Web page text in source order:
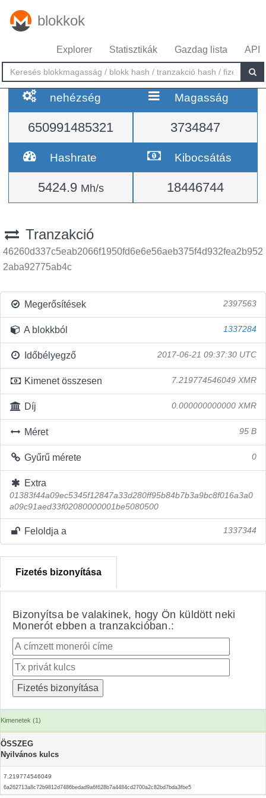
blokkok
Explorer Statisztikák Gazdag lista API
nehézség
650991485321
Magasság
3734847
Hashrate
5424.9 Mh/s
Kibocsátás
18446744
Tranzakció
46260d337c5eab2066f1950fd6e6e56aeb375f4d932fea2b952
2aba92775ab4c
Megerősítések 2397563
A blokkból 1337284
Időbélyegző 2017-06-21 09:37:30 UTC
Kimenet összesen 7.219774546049 XMR
Díj 0.000000000000 XMR
Méret 95 B
Gyűrű mérete 0
Extra
01383f44a09ec5345f12847a33d280ff95b84b7b3a9bc8f016a3a0
a09c91aed33f02080000001be5080500
Feloldja a 1337344
Fizetés bizonyítása
Bizonyítsa be valakinek, hogy Ön küldött neki
Monerót ebben a tranzakcióban.:
Kimenetek (1)
ÖSSZEG
Nyilvános kulcs
7.219774546049
6a262713a8c72b9812d7486bedad9a6f628b7a4484cd2700a2c82bd7bda3fbe5